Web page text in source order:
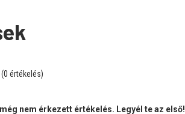
(0 értékelés)
nem érkezett értékelés. Legyél te az első!